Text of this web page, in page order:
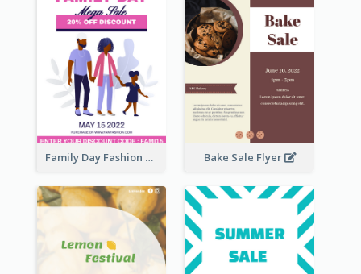
Family Day Fashion Sales Flyer Bake Sale Flyer